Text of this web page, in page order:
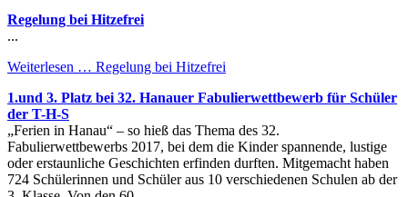
Regelung bei Hitzefrei
...
Weiterlesen … Regelung bei Hitzefrei
1.und 3. Platz bei 32. Hanauer Fabulierwettbewerb für Schüler
der T-H-S
„Ferien in Hanau“ – so hieß das Thema des 32.
Fabulierwettbewerbs 2017, bei dem die Kinder spannende, lustige
oder erstaunliche Geschichten erfinden durften. Mitgemacht haben
724 Schülerinnen und Schüler aus 10 verschiedenen Schulen ab der